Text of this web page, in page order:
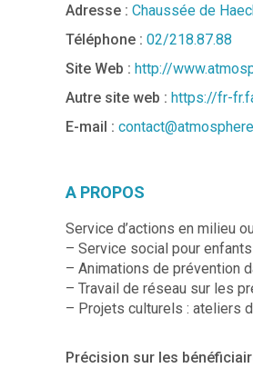
Adresse : Chaussée de
Téléphone : 02/218.87.88
Site Web : http://
Autre site web : https://fr-
E-mail :
A PROPOS
Service d’actions en milieu
– Service social pour
– Animations de prévention
– Travail de réseau sur les
– Projets culturels : ateliers
Précision sur les